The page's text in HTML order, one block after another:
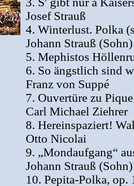
Josef Strauß
4. Winterlust. Polka
Johann Strauß (Sohn)
5. Mephistos
6. So ängstlich sind
Franz von Suppé
7. Ouvertüre zu
Carl Michael Ziehrer
8. Hereinspaziert!
Otto Nicolai
9. „Mondaufgang“
Johann Strauß (Sohn)
10. Pepita-Polka, op.